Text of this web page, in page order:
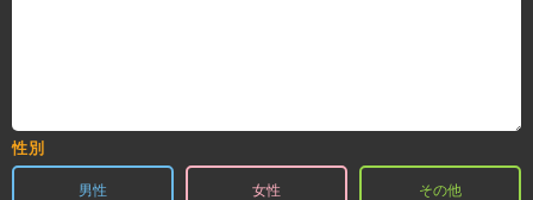
性別
男性 女性 その他